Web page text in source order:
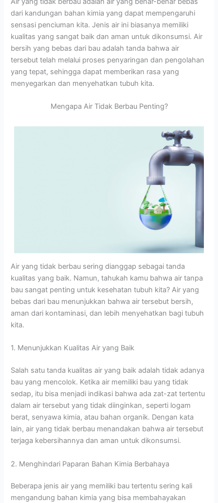
dari kandungan bahan kimia yang dapat mempengaruhi
sensasi penciuman kita. Jenis air ini biasanya memiliki
kualitas yang sangat baik dan aman untuk dikonsumsi. Air
bersih yang bebas dari bau adalah tanda bahwa air
tersebut telah melalui proses penyaringan dan pengolahan
yang tepat, sehingga dapat memberikan rasa yang
menyegarkan dan menyehatkan tubuh kita.
Mengapa Air Tidak Berbau Penting?
Air yang tidak berbau sering dianggap sebagai tanda
kualitas yang baik. Namun, tahukah kamu bahwa air tanpa
bau sangat penting untuk kesehatan tubuh kita? Air yang
bebas dari bau menunjukkan bahwa air tersebut bersih,
aman dari kontaminasi, dan lebih menyehatkan bagi tubuh
kita.
1. Menunjukkan Kualitas Air yang Baik
Salah satu tanda kualitas air yang baik adalah tidak adanya
bau yang mencolok. Ketika air memiliki bau yang tidak
sedap, itu bisa menjadi indikasi bahwa ada zat-zat tertentu
dalam air tersebut yang tidak diinginkan, seperti logam
berat, senyawa kimia, atau bahan organik. Dengan kata
lain, air yang tidak berbau menandakan bahwa air tersebut
terjaga kebersihannya dan aman untuk dikonsumsi.
2. Menghindari Paparan Bahan Kimia Berbahaya
Beberapa jenis air yang memiliki bau tertentu sering kali
mengandung bahan kimia yang bisa membahayakan